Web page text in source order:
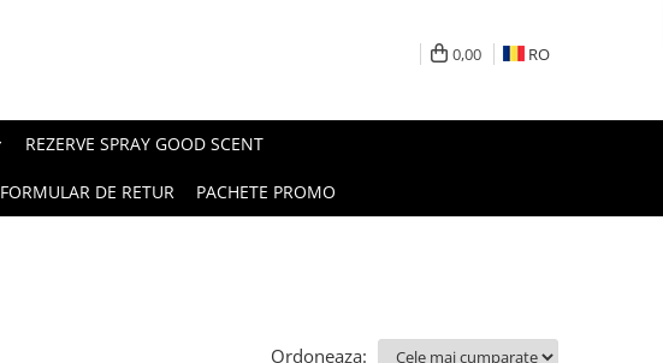
0,00 RO
REZERVE SPRAY GOOD SCENT
FORMULAR DE RETUR PACHETE PROMO
Ordoneaza: